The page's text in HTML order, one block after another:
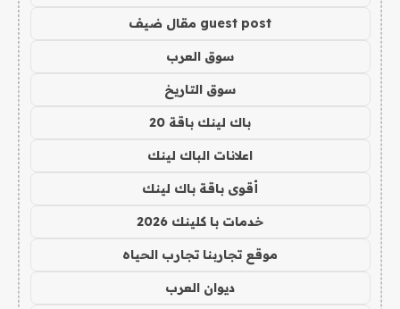
guest post مقال ضيف
سوق العرب
سوق التاريخ
باك لينك باقة 20
اعلانات الباك لينك
أقوى باقة باك لينك
خدمات با كلينك 2026
موقع تجاربنا تجارب الحياه
ديوان العرب